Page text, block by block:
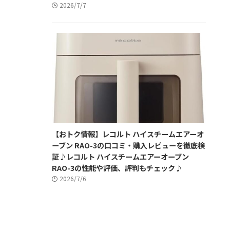
2026/7/7
【おトク情報】レコルト ハイスチームエアーオ
ーブン RAO-3の口コミ・購入レビューを徹底検
証♪レコルト ハイスチームエアーオーブン
RAO-3の性能や評価、評判もチェック♪
2026/7/6